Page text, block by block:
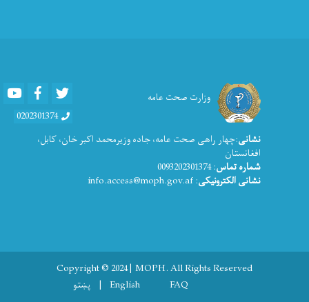
وزارت صحت عامه Youtube Facebook
0202301374
نشانی:چهار راهی صحت عامه، جاده وزیرمحمد اکبر خان، کابل،
افغانستان
شماره تماس: 0093202301374
نشانی الکترونیکی: info.access@moph.gov.af
Copyright © 2024 | MOPH. All Rights Reserved
Footer menu
FAQ
English پښتو